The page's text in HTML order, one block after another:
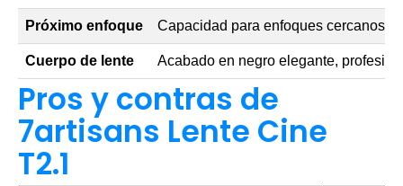
Próximo enfoque Capacidad para enfoques cercanos
Cuerpo de lente Acabado en negro elegante,
Pros y contras de
7artisans Lente Cine
T2.1